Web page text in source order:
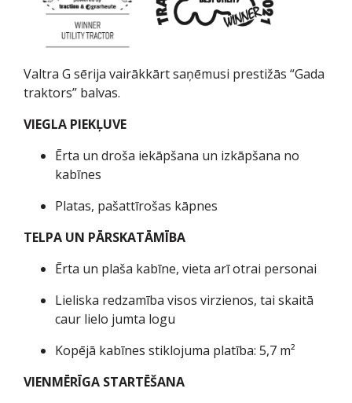
Valtra G sērija vairākkārt saņēmusi prestižās “Gada
traktors” balvas.
VIEGLA PIEKĻUVE
Ērta un droša iekāpšana un izkāpšana no
kabīnes
Platas, pašattīrošas kāpnes
TELPA UN PĀRSKATĀMĪBA
Ērta un plaša kabīne, vieta arī otrai personai
Lieliska redzamība visos virzienos, tai skaitā
caur lielo jumta logu
Kopējā kabīnes stiklojuma platība: 5,7 m²
VIENMĒRĪGA STARTĒŠANA